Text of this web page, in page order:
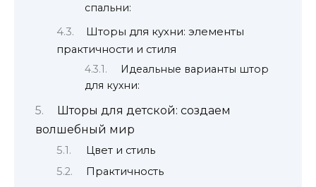
спальни:
Шторы для кухни: элементы
практичности и стиля
Идеальные варианты штор
для кухни:
Шторы для детской: создаем
волшебный мир
Цвет и стиль
Практичность